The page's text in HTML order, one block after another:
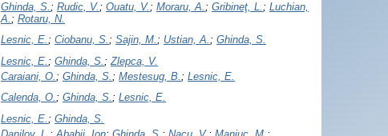
Ghinda, S.; Rudic, V.; Ouatu, V.; Moraru, A.; Gribineţ, L.; Luchian,
А.; Rotaru, N.
Lesnic, E.; Ciobanu, S.; Sajin, M.; Ustian, A.; Ghinda, S.
Lesnic, E.; Ghinda, S.;Zlepca, V.
Caraiani, O.; Ghinda, S.; Mestesug, B.; Lesnic, E.
Calenda, O.; Ghinda, S.; Lesnic, E.
Lesnic, E.; Ghinda, S.